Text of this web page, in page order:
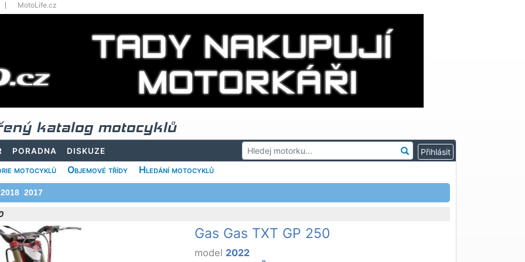
MotoLife.cz
katalog motocyklů
PORADNA DISKUZE
motocyklů Objemové třídy Hledání motocyklů
2018 2017
Gas Gas TXT GP 250
model 2022